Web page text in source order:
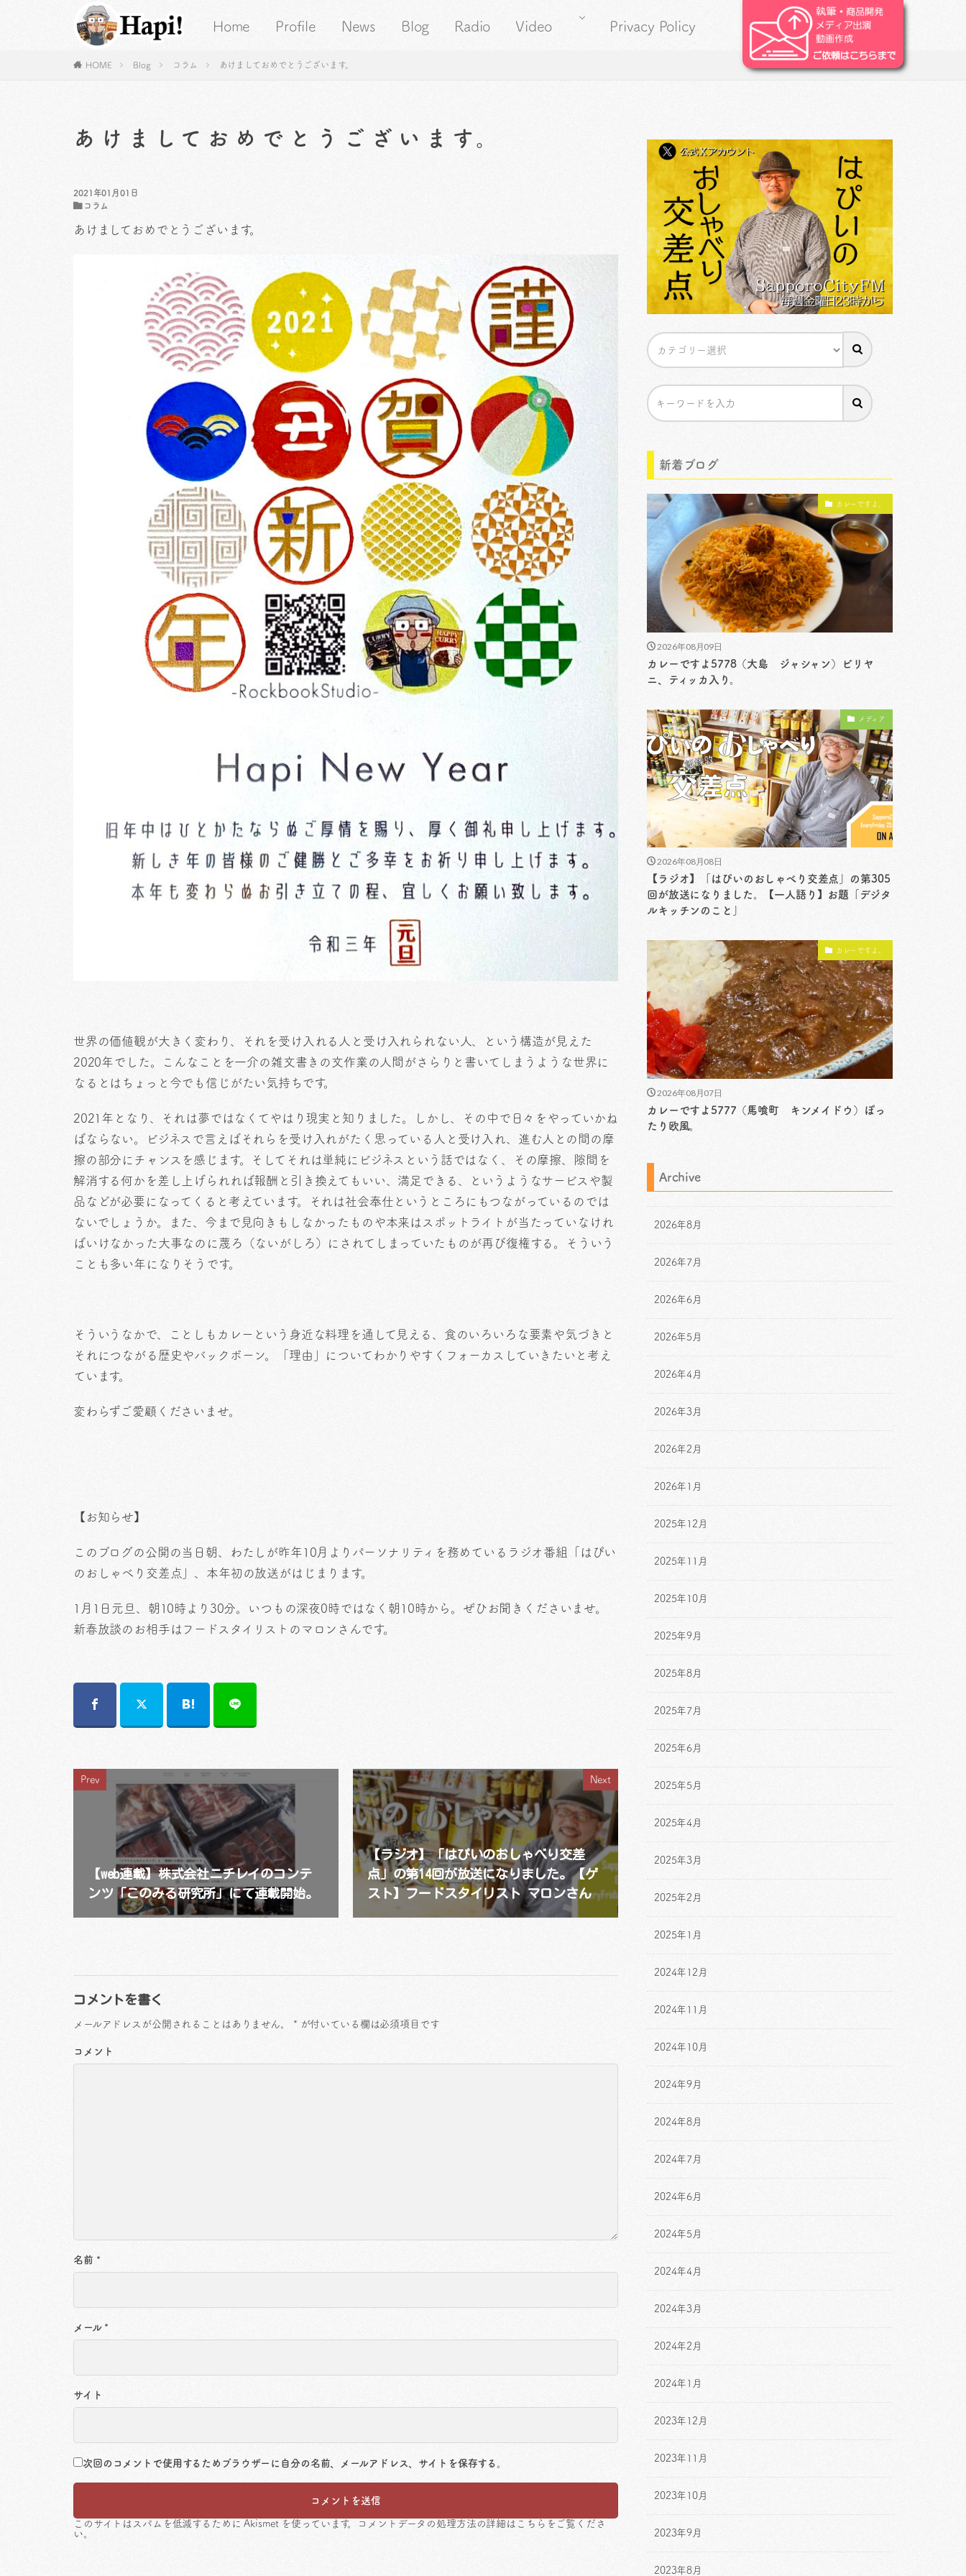
Home Profile News Blog Radio Video Privacy Policy
HOME Blog コラム あけましておめでとうございます。
あけましておめでとうございます。
2021年01月01日
コラム
あけましておめでとうございます。
世界の価値観が大きく変わり、それを受け入れる人と受け入れられない人、という構造が見えた
2020年でした。こんなことを一介の雑文書きの文作業の人間がさらりと書いてしまうような世界に
なるとはちょっと今でも信じがたい気持ちです。
2021年となり、それは夢ではなくてやはり現実と知りました。しかし、その中で日々をやっていかね
ばならない。ビジネスで言えばそれらを受け入れがたく思っている人と受け入れ、進む人との間の摩
擦の部分にチャンスを感じます。そしてそれは単純にビジネスという話ではなく、その摩擦、隙間を
解消する何かを差し上げられれば報酬と引き換えてもいい、満足できる、というようなサービスや製
品などが必要になってくると考えています。それは社会奉仕というところにもつながっているのでは
ないでしょうか。また、今まで見向きもしなかったものや本来はスポットライトが当たっていなけれ
ばいけなかった大事なのに蔑ろ（ないがしろ）にされてしまっていたものが再び復権する。そういう
ことも多い年になりそうです。
そういうなかで、ことしもカレーという身近な料理を通して見える、食のいろいろな要素や気づきと
それにつながる歴史やバックボーン。「理由」についてわかりやすくフォーカスしていきたいと考え
ています。
変わらずご愛顧くださいませ。
【お知らせ】
このブログの公開の当日朝、わたしが昨年10月よりパーソナリティを務めているラジオ番組「はぴい
のおしゃべり交差点」、本年初の放送がはじまります。
1月1日元旦、朝10時より30分。いつもの深夜0時ではなく朝10時から。ぜひお聞きくださいませ。
新春放談のお相手はフードスタイリストのマロンさんです。
Prev
【web連載】株式会社ニチレイのコンテ
ンツ「このみる研究所」にて連載開始。
Next
【ラジオ】「はぴいのおしゃべり交差
点」の第14回が放送になりました。【ゲ
スト】フードスタイリスト マロンさん
コメントを書く
メールアドレスが公開されることはありません。 * が付いている欄は必須項目です
コメント
名前 *
メール *
サイト
次回のコメントで使用するためブラウザーに自分の名前、メールアドレス、サイトを保存する。
このサイトはスパムを低減するために Akismet を使っています。
コメントデータの処理方法の詳細はこちらをご覧くださ
い。
新着ブログ
カレーですよ。
2026年08月09日
カレーですよ5778（大島 ジャシャン）ビリヤ
ニ、ティッカ入り。
メディア
2026年08月08日
【ラジオ】「はぴいのおしゃべり交差点」の第305
回が放送になりました。【一人語り】お題「デジタ
ルキッチンのこと」
カレーですよ。
2026年08月07日
カレーですよ5777（馬喰町 キンメイドウ）ぽっ
たり欧風。
Archive
2026年8月
2026年7月
2026年6月
2026年5月
2026年4月
2026年3月
2026年2月
2026年1月
2025年12月
2025年11月
2025年10月
2025年9月
2025年8月
2025年7月
2025年6月
2025年5月
2025年4月
2025年3月
2025年2月
2025年1月
2024年12月
2024年11月
2024年10月
2024年9月
2024年8月
2024年7月
2024年6月
2024年5月
2024年4月
2024年3月
2024年2月
2024年1月
2023年12月
2023年11月
2023年10月
2023年9月
2023年8月